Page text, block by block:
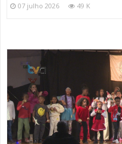
07 julho 2026 49 K